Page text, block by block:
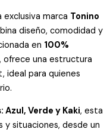
exclusiva marca Tonino
diseño, comodidad y
en 100%
, ofrece una estructura
ideal para quienes
Verde y Kaki, esta
situaciones, desde un